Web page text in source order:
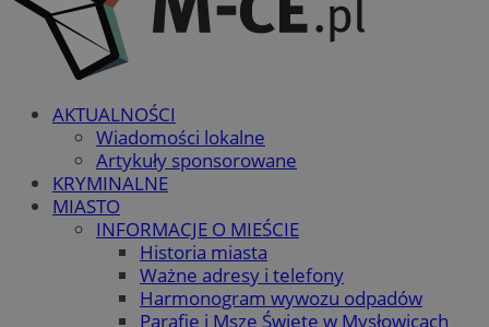
AKTUALNOŚCI
Wiadomości lokalne
Artykuły sponsorowane
KRYMINALNE
MIASTO
INFORMACJE O MIEŚCIE
Historia miasta
Ważne adresy i telefony
Harmonogram wywozu odpadów
Parafie i Msze Święte w Mysłowicach